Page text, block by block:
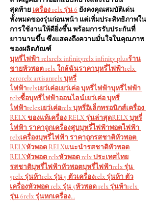
สุดท้าย เครื่อง relx รุ่น 6 ยังคงคุณสมบัติเด่น
ทั้งหมดของรุ่นก่อนหน้า แต่เพิ่มประสิทธิภาพใน
การใช้งานให้ดียิ่งขึ้น พร้อมการรับประกันที่
ยาวนานขึ้น ซึ่งแสดงถึงความมั่นใจในคุณภาพ
ของผลิตภัณฑ์
บุหรี่ไฟฟ้า relxrelx infinityrelx infinity plusร้าน
ขายหัวพอต relx ใกล้ฉันราคาบุหรี่ไฟฟ้าrelx
zerorelx artisanrelx บุหรี่
ไฟฟ้าrelxเยว่เค่อเยว่เค่อ บุหรี่ไฟฟ้าบุหรี่ไฟฟ้า
relxซื้อบุหรี่ไฟฟ้าออนไลน์เยว่เค่อ บุหรี่
ไฟฟ้าrelexเยว่เค่อrelx บุหรี่อิเล็กทรอนิกส์เครื่อง
RELX ของแท้เครื่อง RELX รุ่นล่าสุดRELX บุหรี่
ไฟฟ้า ราคาถูกเครื่องสูบบุหรี่ไฟฟ้าพอตไฟฟ้า
relxเครื่องบุหรี่ไฟฟ้า ราคาถูกรสชาติหัวพอต
RELXหัวพอต RELXแนะนำรสชาติหัวพอต
RELXหัวพอต relxหัวพอต relx ประเทศไทย
รสชาติบุหรี่ไฟฟ้าหัวพอตบุหรี่ไฟฟ้าrelx รุ่น
5relx รุ่นห้าrelx รุ่น 5 ตัวเครื่องrelx รุ่นห้า ตัว
เครื่องหัวพอด relx รุ่น 5หัวพอด relx รุ่นห้าrelx
รุ่น 6relx รุ่นหกเครื่อง…